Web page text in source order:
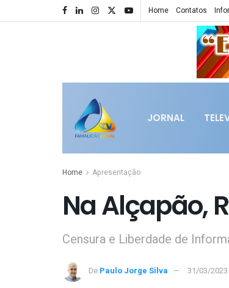
Home Contatos
JORNAL
Home Apresentação
Na Alçapão,
Censura e Liberdade de
De Paulo Jorge Silva 31/03/2023